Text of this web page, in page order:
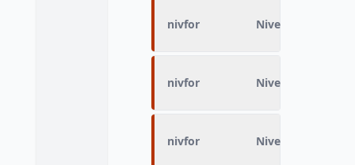
nivfor Niveau de
nivfor Niveau de
nivfor Niveau de